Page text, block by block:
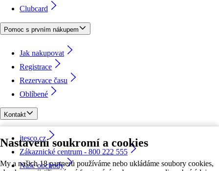
Nastavení soukromí a cookies
My a našich 18 partnerů používáme nebo ukládáme soubory cookies,
Clubcard
Pomoc s prvním nákupem
Jak nakupovat
Registrace
Rezervace času
Oblíbené
Kontakt
itesco.cz
Zákaznické centrum - 800 222 555
Naše obchody